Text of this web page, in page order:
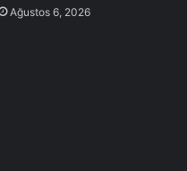
Ağustos 6, 2026